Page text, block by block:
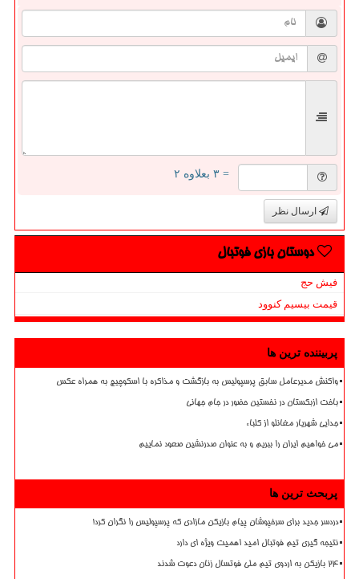
= ۳ بعلاوه ۲
ارسال نظر
دوستان بازی فوتبال
فیش حج
قیمت بیسیم کنوود
پربیننده ترین ها
واکنش مدیرعامل سابق پرسپولیس به بازگشت و مذاکره با اسکوچیچ به همراه عکس
باخت ازبکستان در نخستین حضور در جام جهانی
جدایی شهریار مغانلو از کلباء
می خواهیم ایران را ببریم و به عنوان صدرنشین صعود نماییم
پربحث ترین ها
دردسر جدید برای سرخپوشان پیام بازیکن مازادی که پرسپولیس را نگران کرد!
نتیجه گیری تیم فوتبال امید اهمیت ویژه ای دارد
۲۴ بازیکن به اردوی تیم ملی فوتسال زنان دعوت شدند